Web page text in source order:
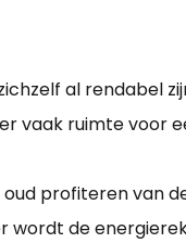
al rendabel
vaak ruimte voor
oud profiteren van
wordt de